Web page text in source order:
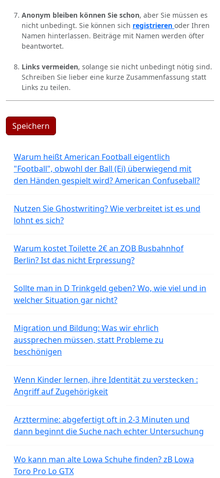
Anonym bleiben können Sie schon, aber Sie müssen es
nicht unbedingt. Sie können sich registrieren oder Ihren
Namen hinterlassen. Beiträge mit Namen werden öfter
beantwortet.
Links vermeiden, solange sie nicht unbedingt nötig sind.
Schreiben Sie lieber eine kurze Zusammenfassung statt
Links zu teilen.
Speichern
Warum heißt American Football eigentlich
"Football", obwohl der Ball (Ei) überwiegend mit
den Händen gespielt wird? American Confuseball?
Nutzen Sie Ghostwriting? Wie verbreitet ist es und
lohnt es sich?
Warum kostet Toilette 2€ an ZOB Busbahnhof
Berlin? Ist das nicht Erpressung?
Sollte man in D Trinkgeld geben? Wo, wie viel und in
welcher Situation gar nicht?
Migration und Bildung: Was wir ehrlich
aussprechen müssen, statt Probleme zu
beschönigen
Wenn Kinder lernen, ihre Identität zu verstecken :
Angriff auf Zugehörigkeit
Arzttermine: abgefertigt oft in 2-3 Minuten und
dann beginnt die Suche nach echter Untersuchung
Wo kann man alte Lowa Schuhe finden? zB Lowa
Toro Pro Lo GTX